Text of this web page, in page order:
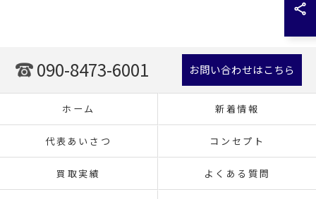
090-8473-6001 お問い合わせはこちら
ホーム 新着情報
代表あいさつ コンセプト
買取実績 よくある質問